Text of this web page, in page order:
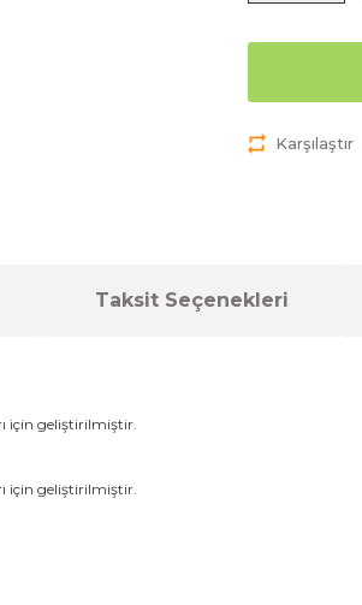
Karşılaştır
Taksit Seçenekleri
için geliştirilmiştir.
için geliştirilmiştir.